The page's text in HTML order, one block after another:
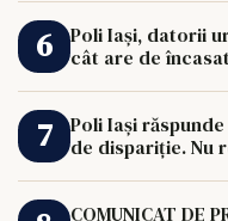
Poli Iași, datorii
cât are de încasat
Poli Iași
de dispariție. Nu
COMUNICAT DE